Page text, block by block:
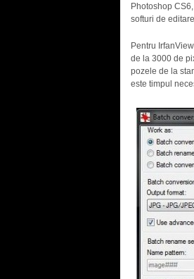
Photoshop
softuri de
Pentru
de la 3000 de
pozele de la
este timpul